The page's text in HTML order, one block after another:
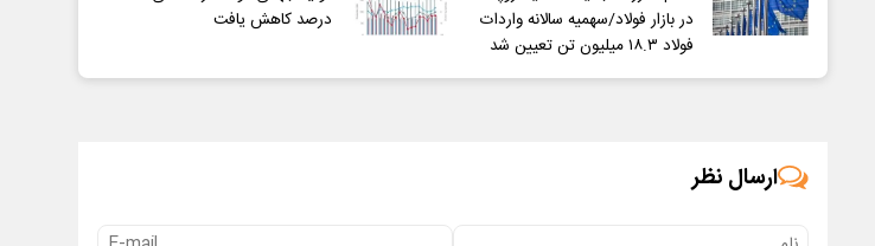
اعلام مقررات جدید اتحادیه اروپا
در بازار فولاد/سهمیه سالانه واردات
۱ میلیون تومان تخفیف محصولات